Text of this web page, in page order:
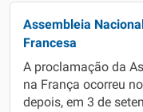
Assembleia
Francesa
A proclamação da
na França ocorreu
depois, em 3 de